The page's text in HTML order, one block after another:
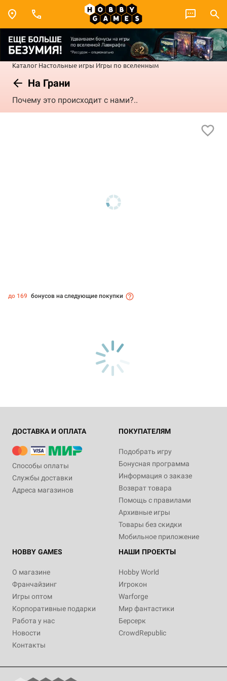
Каталог Настольные игры Игры по вселенным
На Грани
Почему это происходит с нами?..
до 169 бонусов на следующие покупки
ДОСТАВКА И ОПЛАТА
Способы оплаты
Службы доставки
Адреса магазинов
ПОКУПАТЕЛЯМ
Подобрать игру
Бонусная программа
Информация о заказе
Возврат товара
Помощь с правилами
Архивные игры
Товары без скидки
Мобильное приложение
HOBBY GAMES
О магазине
Франчайзинг
Игры оптом
Корпоративные подарки
Работа у нас
Новости
Контакты
НАШИ ПРОЕКТЫ
Hobby World
Игрокон
Warforge
Мир фантастики
Берсерк
CrowdRepublic